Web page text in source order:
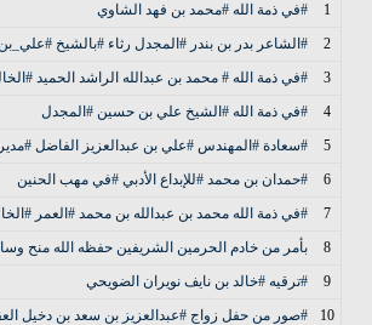
1
#في ذمة الله #محمد بن فهد الشاوي
2
#الشاعر بدر بن بندر #المجدل رثاء #بالشيخ
3
#في ذمة الله # محمد بن عبدالله الراشد الحميد
4
#في ذمة الله #الشيخ علي بن حسين #المجدل
5
#سعادة #المهندس #علي بن عبدالعزيز الفاضل #مدير
6
#حمدان بن محمد #للإبداع الأدبي #في مهب الحنين
7
#في ذمة الله محمد بن عبدالله بن محمد #العمر
8
بأمر من خادم الحرمين الشريفين حفظه الله منح
9
#ترقيه #خالد بن نايف نويران الضويحي
10
#صور من حفل زواج #عبدالعزيز بن سعد بن دخيل